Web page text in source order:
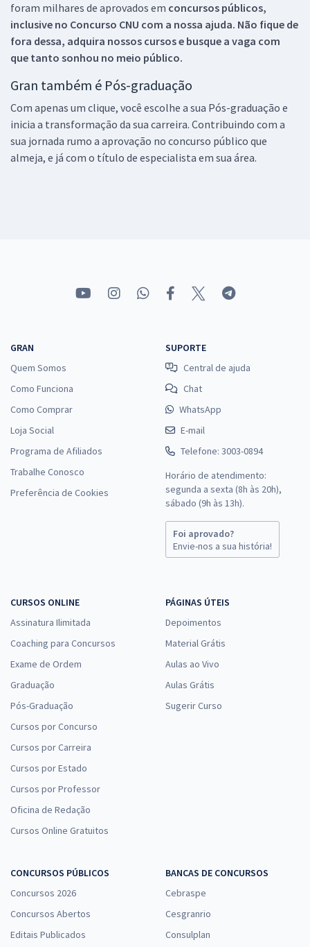
foram milhares de aprovados em concursos públicos,
inclusive no Concurso CNU com a nossa ajuda. Não fique de
fora dessa, adquira nossos cursos e busque a vaga com
que tanto sonhou no meio público.
Gran também é Pós-graduação
Com apenas um clique, você escolhe a sua Pós-graduação e
inicia a transformação da sua carreira. Contribuindo com a
sua jornada rumo a aprovação no concurso público que
almeja, e já com o título de especialista em sua área.
GRAN
Quem Somos
Como Funciona
Como Comprar
Loja Social
Programa de Afiliados
Trabalhe Conosco
Preferência de Cookies
SUPORTE
Central de ajuda
Chat
WhatsApp
E-mail
Telefone: 3003-0894
Horário de atendimento:
segunda a sexta (8h às 20h),
sábado (9h às 13h).
Foi aprovado?
Envie-nos a sua história!
CURSOS ONLINE
Assinatura Ilimitada
Coaching para Concursos
Exame de Ordem
Graduação
Pós-Graduação
Cursos por Concurso
Cursos por Carreira
Cursos por Estado
Cursos por Professor
Oficina de Redação
Cursos Online Gratuitos
PÁGINAS ÚTEIS
Depoimentos
Material Grátis
Aulas ao Vivo
Aulas Grátis
Sugerir Curso
CONCURSOS PÚBLICOS
Concursos 2026
Concursos Abertos
Editais Publicados
BANCAS DE CONCURSOS
Cebraspe
Cesgranrio
Consulplan